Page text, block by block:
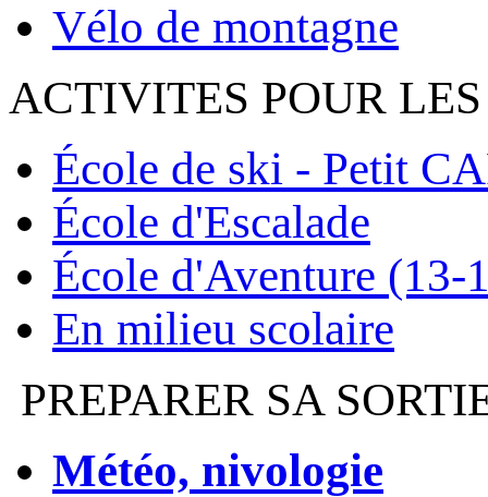
Vélo de montagne
ACTIVITES POUR
École de ski - Petit
École d'Escalade
École d'Aventure (13-
En milieu scolaire
PREPARER SA
Météo, nivologie